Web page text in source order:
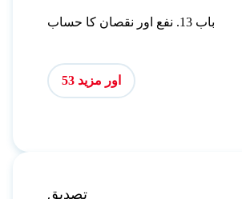
باب 13. نفع اور نقصان کا حساب
اور مزید 53
تصدیق